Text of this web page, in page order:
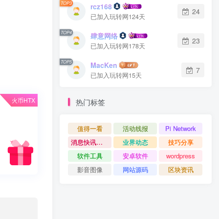
火币HTX
TOP3 rcz168
已加入玩转网124天
24
TOP4 肆意网络
已加入玩转网178天
23
TOP5 MacKen
已加入玩转网15天
7
热门标签
值得一看 活动线报
Pi Network
消息快讯查看更多 》》
业界动态
技巧分享
软件工具
安卓软件
wordpress
影音图像
网站源码 区块资讯